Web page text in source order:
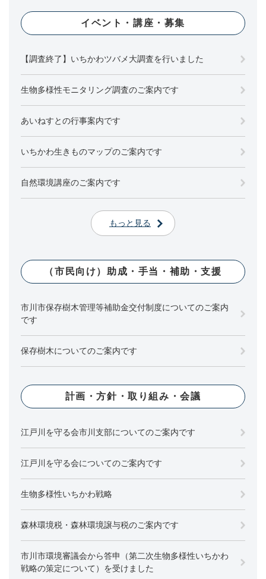
イベント・講座・募集
【調査終了】いちかわツバメ大調査を行いました
生物多様性モニタリング調査のご案内です
あいねすとの行事案内です
いちかわ生きものマップのご案内です
自然環境講座のご案内です
もっと見る
（市民向け）助成・手当・補助・支援
市川市保存樹木管理等補助金交付制度についてのご案内
です
保存樹木についてのご案内です
計画・方針・取り組み・会議
江戸川を守る会市川支部についてのご案内です
江戸川を守る会についてのご案内です
生物多様性いちかわ戦略
森林環境税・森林環境譲与税のご案内です
市川市環境審議会から答申（第二次生物多様性いちかわ
戦略の策定について）を受けました